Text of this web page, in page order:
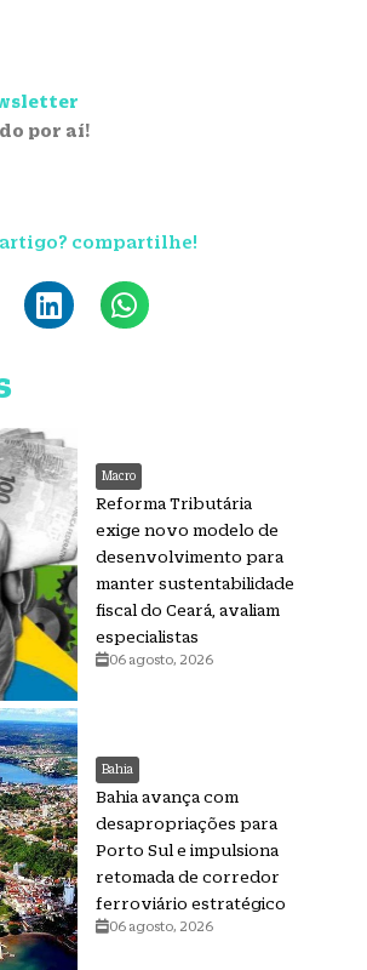
por aí!
artigo? compartilhe!
Macro
Reforma Tributária
exige novo modelo de
desenvolvimento para
manter sustentabilidade
fiscal do Ceará, avaliam
especialistas
06 agosto, 2026
Bahia
Bahia avança com
desapropriações para
Porto Sul e impulsiona
retomada de corredor
ferroviário estratégico
06 agosto, 2026